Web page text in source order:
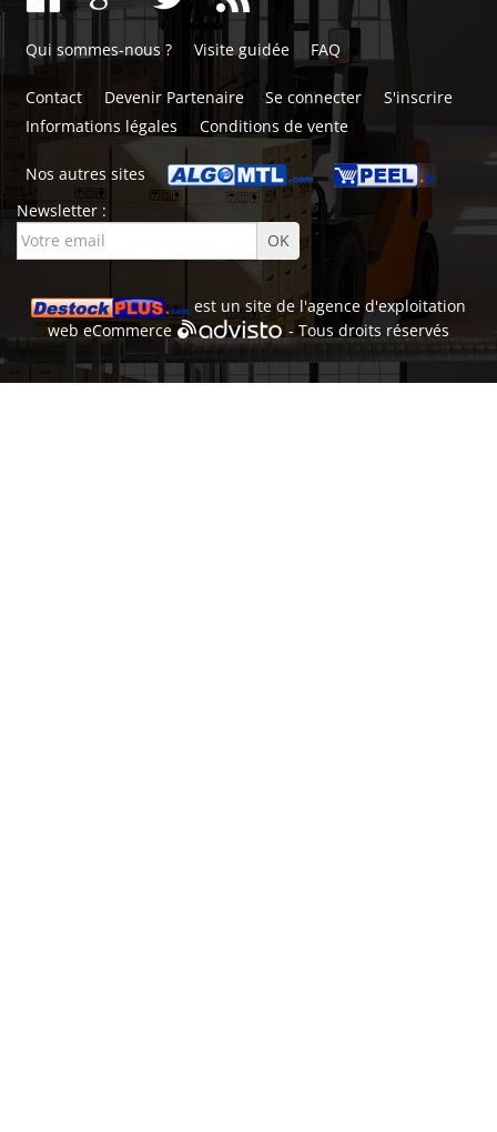
Qui sommes-nous ? Visite guidée FAQ
Contact Devenir Partenaire Se connecter
S'inscrire
Informations légales
Conditions de vente
Nos autres sites
Newsletter :
est un site de l'agence d'exploitation
webeCommerce - Tous droits réservés